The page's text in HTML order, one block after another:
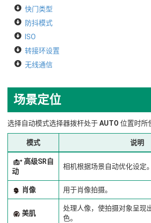
快门类型
防抖模式
ISO
转接环设置
无线通信
场景定位
选择自动模式选择器拨杆处于AUTO 位置时所
模式 说明
高级SR自
动
相机根据场景自动优化设定。
肖像 用于肖像拍摄。
美肌
处理人像，使拍摄对象呈现
色。